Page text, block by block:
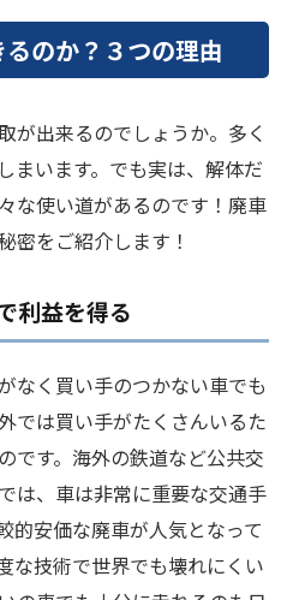
のか？３つの理由
が出来るのでしょうか。多く
まいます。でも実は、解体だ
な使い道があるのです！廃車
密をご紹介します！
利益を得る
なく買い手のつかない車でも
では買い手がたくさんいるた
です。海外の鉄道など公共交
は、車は非常に重要な交通手
的安価な廃車が人気となって
な技術で世界でも壊れにくい